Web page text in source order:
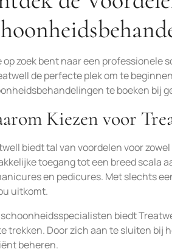
op zoek bent naar een
de perfecte plek om te
te boeken bij
Kiezen voor
biedt tal van voordelen voor
toegang tot een breed scala
en pedicures. Met slechts
uitkomt.
biedt
trekken. Door zich aan te sluiten bij
beheren.